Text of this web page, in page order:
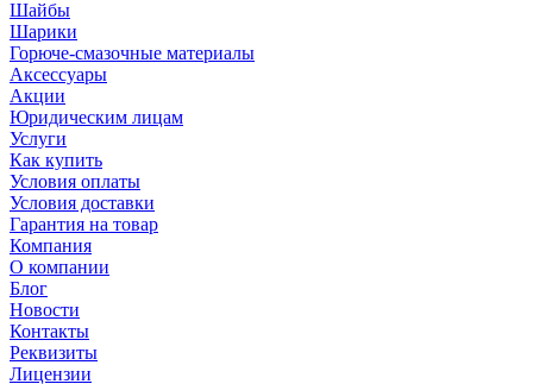
Шайбы
Шарики
Горюче-смазочные материалы
Аксессуары
Акции
Юридическим лицам
Услуги
Как купить
Условия оплаты
Условия доставки
Гарантия на товар
Компания
О компании
Блог
Новости
Контакты
Реквизиты
Лицензии